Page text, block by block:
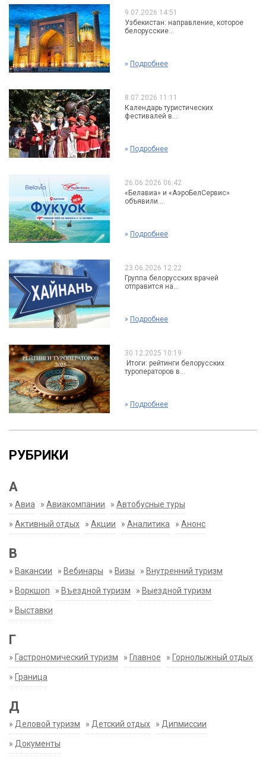
9.07.2026 14:51
Узбекистан: направление, которое
белорусские...
» Подробнее
8.07.2026 11:11
Календарь туристических
фестивалей в...
» Подробнее
26.06.2026 06:42
«Белавиа» и «АэроБелСервис»
объявили...
» Подробнее
23.06.2026 12:22
Группа белорусских врачей
отправится на...
» Подробнее
30.12.2025 10:19
Итоги: рейтинги белорусских
туроператоров в...
» Подробнее
РУБРИКИ
А
» Авиа » Авиакомпании » Автобусные туры
» Активный отдых » Акции » Аналитика » Анонс
В
» Вакансии » Вебинары » Визы » Внутренний туризм
» Воркшоп » Въездной туризм » Выездной туризм
» Выставки
Г
» Гастрономический туризм » Главное » Горнолыжный отдых
» Граница
Д
» Деловой туризм » Детский отдых » Дипмиссии
» Документы